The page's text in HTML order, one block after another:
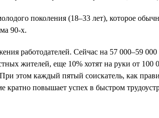
поколения (18–33 лет), которое
90-х.
работодателей. Сейчас на 57 000–59
жителей, еще 10% хотят на руки от 100
этом каждый пятый соискатель, как
повышает успех в быстром